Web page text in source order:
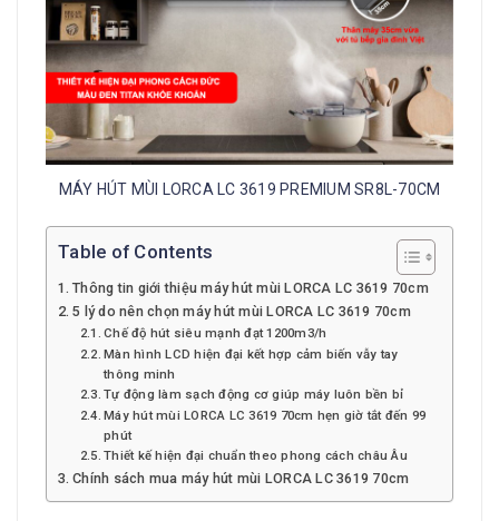
MÁY HÚT MÙI LORCA LC 3619 PREMIUM SR8L-70CM
Table of Contents
Thông tin giới thiệu máy hút mùi LORCA LC 3619 70cm
5 lý do nên chọn máy hút mùi LORCA LC 3619 70cm
Chế độ hút siêu mạnh đạt 1200m3/h
Màn hình LCD hiện đại kết hợp cảm biến vẫy tay
thông minh
Tự động làm sạch động cơ giúp máy luôn bền bỉ
Máy hút mùi LORCA LC 3619 70cm hẹn giờ tắt đến 99
phút
Thiết kế hiện đại chuẩn theo phong cách châu Âu
Chính sách mua máy hút mùi LORCA LC 3619 70cm